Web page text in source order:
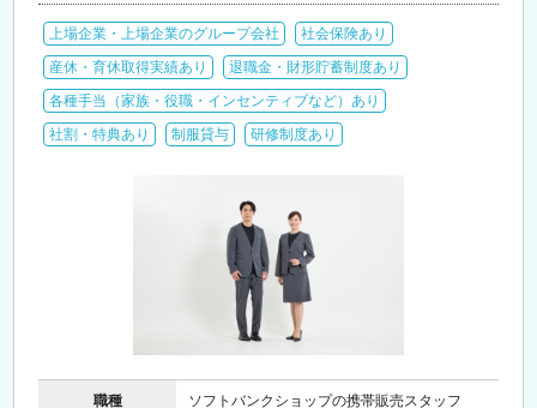
上場企業・上場企業のグループ会社
社会保険あり
産休・育休取得実績あり
退職金・財形貯蓄制度あり
各種手当（家族・役職・インセンティブなど）あり
社割・特典あり
制服貸与 研修制度あり
職種 ソフトバンクショップの携帯販売スタッフ